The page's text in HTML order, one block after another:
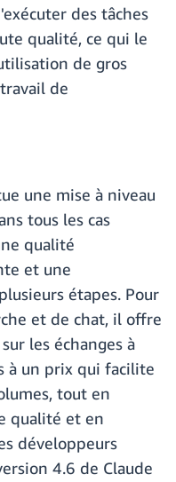
des tâches
qualité, ce qui le
de gros
de
une mise à niveau
tous les cas
qualité
et une
étapes. Pour
et de chat, il offre
les échanges à
à un prix qui facilite
tout en
qualité et en
développeurs
4.6 de Claude